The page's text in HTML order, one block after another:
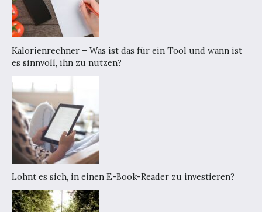
Kalorienrechner – Was ist das für ein Tool und wann ist
es sinnvoll, ihn zu nutzen?
Lohnt es sich, in einen E-Book-Reader zu investieren?